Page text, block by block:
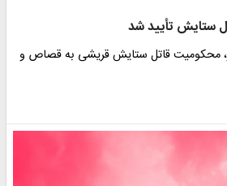
ستایش تأیید شد
کشور، محکومیت قاتل ستایش قریشی به قصاص و